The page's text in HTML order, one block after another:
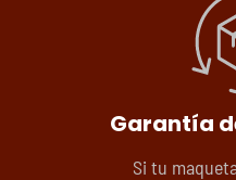
Garantía
Si tu